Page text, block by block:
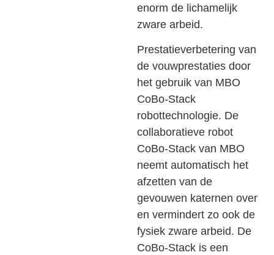
enorm de lichamelijk
zware arbeid.
Prestatieverbetering van
de vouwprestaties door
het gebruik van MBO
CoBo-Stack
robottechnologie. De
collaboratieve robot
CoBo-Stack van MBO
neemt automatisch het
afzetten van de
gevouwen katernen over
en vermindert zo ook de
fysiek zware arbeid. De
CoBo-Stack is een